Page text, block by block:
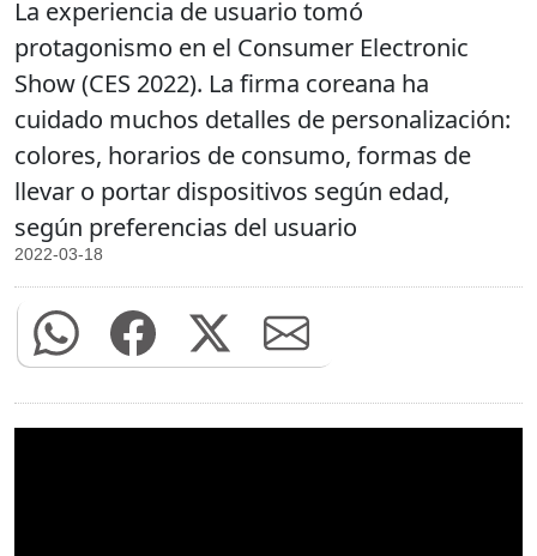
La experiencia de usuario tomó
protagonismo en el Consumer Electronic
Show (CES 2022). La firma coreana ha
cuidado muchos detalles de personalización:
colores, horarios de consumo, formas de
llevar o portar dispositivos según edad,
según preferencias del usuario
2022-03-18